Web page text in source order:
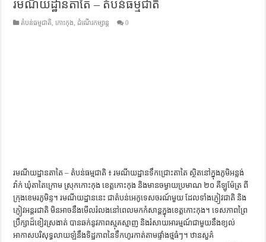
ដើមកំណើតអង្គរ – សៀវភៅចំណេះដឹងទូទៅ
ដើមកំណើតជនជាតិខ្មែរ – អត្ថបទស្រាវជ្រាវ
រមណីយដ្ឋានតាតៃ – តំបន់ធម្មជាតិ
តំបន់ធម្មជាតិ ,កោះកុង ដំណើរកម្សាន្ត 0
រមណីយដ្ឋានតាតៃ – តំបន់ធម្មជាតិ ៖ រមណីយដ្ឋាន​ទឹក​ជ្រោះតាតៃ ស្ថិត​នៅ​ក្នុង​ភូមិ​អន្លង់
វ៉ាក់ ឃុំ​តាតៃក្រោម ស្រុក​កោះកុង ខេត្ត​កោះកុង និង​មាន​ចម្ងាយ​ប្រមាណ ២០ គីឡូម៉ែត្រ ពី​
ក្រុង​ខេមរភូមិន្ទ។ រមណីយដ្ឋាននេះ ជាតំបន់អេកូទេសចរណ៍មួយ ដែលទាំង​ភ្ញៀវ​ជាតិ និង​
ភ្ញៀវ​អន្តរជាតិ មិន​អាច​នឹង​មើល​រំលងនៅ​ពេល​មក​កំសាន្ត​ក្នុង​ខេត្ត​កោះកុង។ ទេសភាព​ព្រៃ​
ប្រឹក្សា​ដ៏ខៀវ​ស្រងាត់ បាន​ឆក់​នូវ​ភាពស្មុគស្មាញ និង​រំសាយ​អារម្មណ៍​ជាមួយ​នឹង​ខ្យល់​
អាកាស​បរិសុទ្ធ​លាយ​ឡំ​នឹង​ទិដ្ឋភាព​នៃ​ទឹកហូរ​កាត់​តាម​ផ្ទាំង​ថ្ម​ធំៗ​។ ឋានសួគ៌